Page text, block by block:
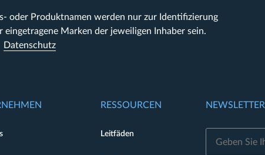
oder Produktnamen werden nur zur Identifizierung
Marken der jeweiligen Inhaber sein.
Datenschutz
RESSOURCEN
Leitfäden
NEWSLETTER